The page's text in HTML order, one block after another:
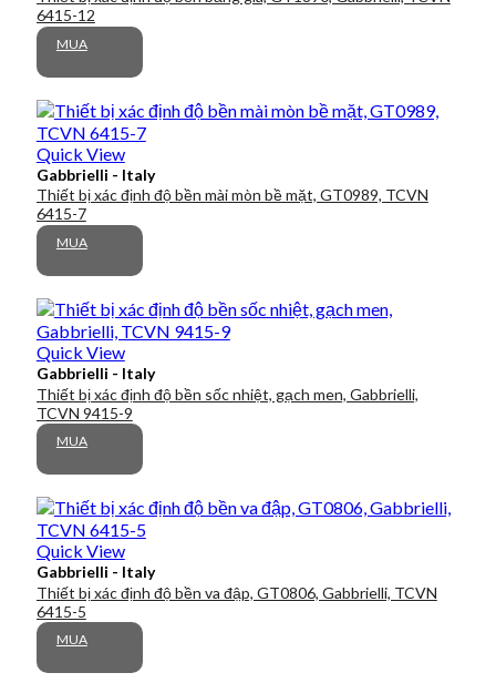
6415-12
MUA
Quick View
Gabbrielli - Italy
Thiết bị xác định độ bền mài mòn bề mặt, GT0989, TCVN
6415-7
MUA
Quick View
Gabbrielli - Italy
Thiết bị xác định độ bền sốc nhiệt, gạch men, Gabbrielli,
TCVN 9415-9
MUA
Quick View
Gabbrielli - Italy
Thiết bị xác định độ bền va đập, GT0806, Gabbrielli, TCVN
6415-5
MUA